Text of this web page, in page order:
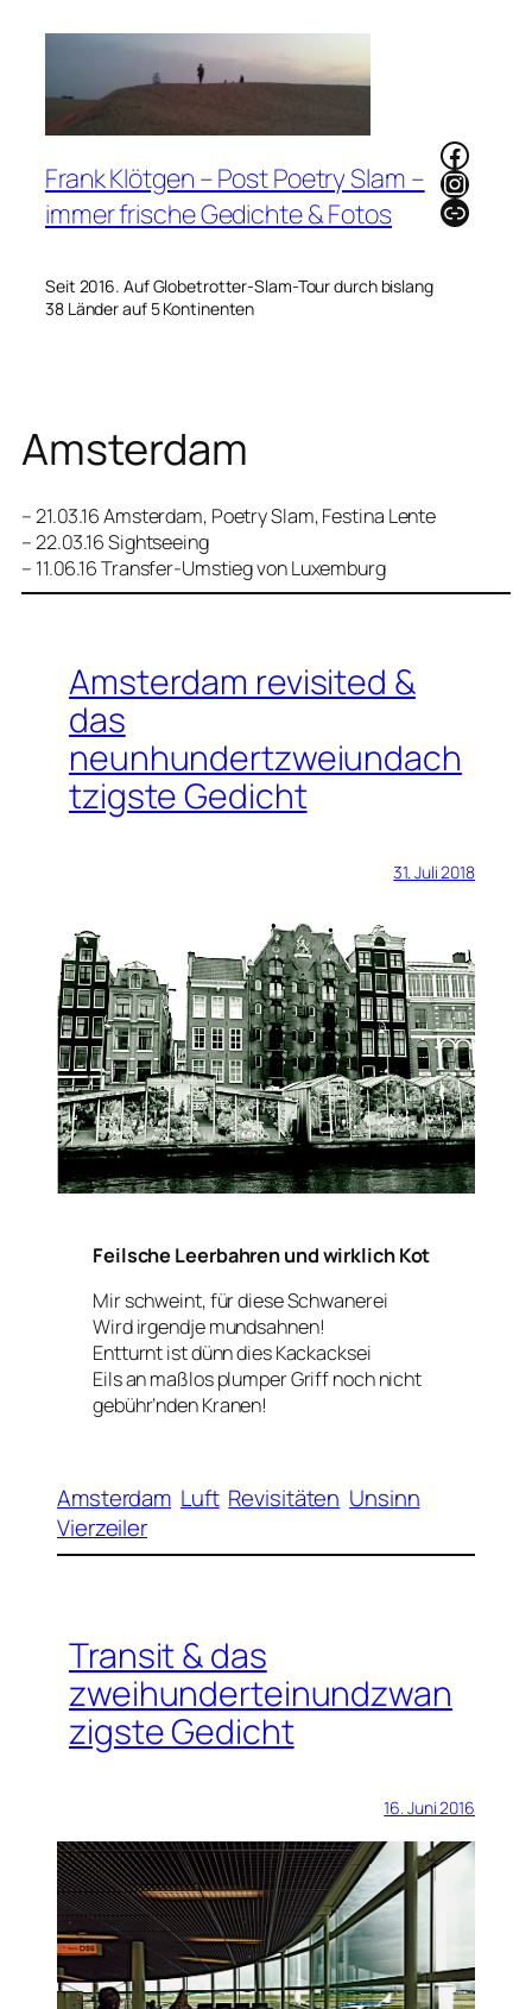
Frank Klötgen – Post Poetry Slam –
immer frische Gedichte & Fotos
Seit 2016. Auf Globetrotter-Slam-Tour durch bislang
38 Länder auf 5 Kontinenten
Link
Amsterdam
– 21.03.16 Amsterdam, Poetry Slam, Festina Lente
– 22.03.16 Sightseeing
– 11.06.16 Transfer-Umstieg von Luxemburg
Amsterdam revisited &
das
neunhundertzweiundach
tzigste Gedicht
31. Juli 2018
Feilsche Leerbahren und wirklich Kot
Mir schweint, für diese Schwanerei
Wird irgendje mundsahnen!
Entturnt ist dünn dies Kackacksei
Eils an maßlos plumper Griff noch nicht
gebühr’nden Kranen!
Amsterdam Luft Revisitäten Unsinn
Vierzeiler
Transit & das
zweihunderteinundzwan
zigste Gedicht
16. Juni 2016